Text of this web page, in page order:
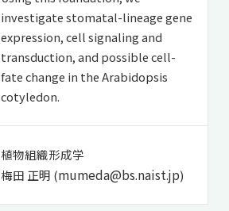
investigate stomatal-lineage gene
expression, cell signaling and
transduction, and possible cell-
fate change in the Arabidopsis
cotyledon.
植物組織形成学
梅田 正明 (mumeda@bs.naist.jp)